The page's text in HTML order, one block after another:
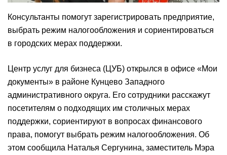
Консультанты помогут зарегистрировать предприятие,
выбрать режим налогообложения и сориентироваться
в городских мерах поддержки.
Центр услуг для бизнеса (ЦУБ) открылся в офисе «Мои
документы» в районе Кунцево Западного
административного округа. Его сотрудники расскажут
посетителям о подходящих им столичных мерах
поддержки, сориентируют в вопросах финансового
права, помогут выбрать режим налогообложения. Об
этом сообщила Наталья Сергунина, заместитель Мэра